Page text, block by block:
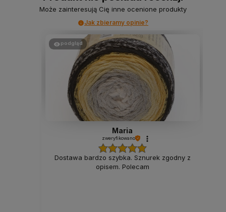
Może zainteresują Cię inne ocenione produkty
Jak zbieramy opinie?
podgląd
Maria
zweryfikowano
Dostawa bardzo szybka. Sznurek zgodny z
opisem. Polecam